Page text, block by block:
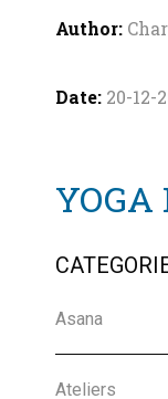
20-12-
YOGA
07-10-
Asana
Ateliers